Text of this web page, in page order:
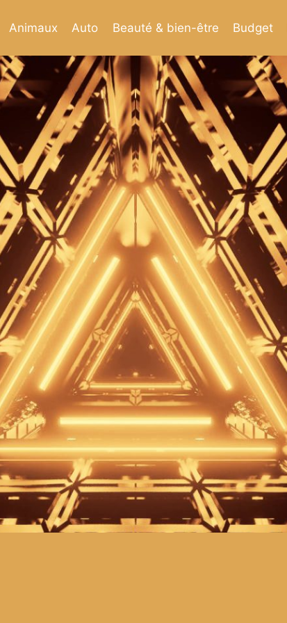
Animaux Auto Beauté & bien-être Budget